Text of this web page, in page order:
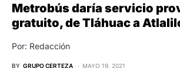
Metrobús daría servicio
gratuito, de Tláhuac a
Por: Redacción
BY GRUPO CERTEZA MAYO 19, 2021